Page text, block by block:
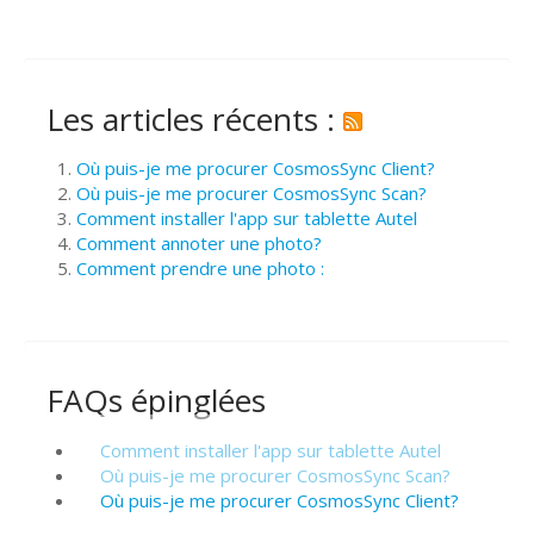
Les articles récents :
Où puis-je me procurer CosmosSync Client?
Où puis-je me procurer CosmosSync Scan?
Comment installer l'app sur tablette Autel
Comment annoter une photo?
Comment prendre une photo :
FAQs épinglées
Comment installer l'app sur tablette Autel
Où puis-je me procurer CosmosSync Scan?
Où puis-je me procurer CosmosSync Client?